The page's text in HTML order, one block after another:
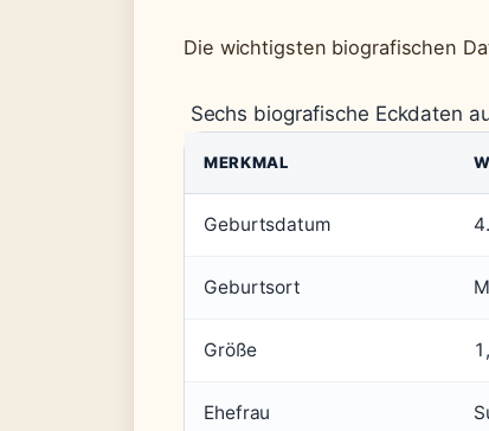
Die wichtigsten biografischen
Sechs biografische Eckdaten
MERKMAL
Geburtsdatum
Geburtsort
Größe
Ehefrau